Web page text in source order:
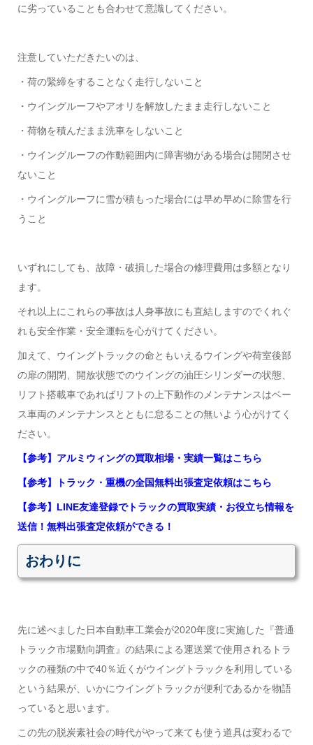
に劣っていることも合わせて意識してください。
注意していただきたいのは、
・荷の緊締をすることなく走行しないこと
・ウイングルーフやアオリを解放したまま走行しないこと
・荷物を積んだまま洗車をしないこと
・ウイングルーフの作動範囲内に障害物がある場合は開閉させ
ないこと
・ウイングルーフに雪が積もった場合には早め早めに除雪を行
うこと
いずれにしても、故障・破損した場合の修理費用は多額となり
ます。
それ以上にこれらの事故は人身事故にも直結しますのでくれぐ
れも安全作業・安全運転を心がけてください。
加えて、ウイングトラックの命ともいえるウイングや荷室後部
の扉の開閉、開放状態でのウイングの油圧シリンダーの状態、
リフト搭載車であればリフトの上下動作のメンテナンスはベー
ス車両のメンテナンスとともに怠ることの無いよう心がけてく
ださい。
【参考】アルミウィングの買取相場・実績一覧はこちら
【参考】トラック・重機の全国無料出張査定依頼はこちら
【参考】LINE友達登録でトラックの買取実績・お役立ち情報を
送信！無料出張査定依頼ができる！
おわりに
先に述べました日本自動車工業会が2020年度に実施した『普通
トラック市場動向調査』の結果による運送業で使用されるトラ
ックの種類の中で40％近くがウイングトラックを利用している
という結果が、いかにウイングトラックが便利であるかを物語
っていると思います。
この先の脱炭素社会の時代がやって来ても使う道具は変わるで